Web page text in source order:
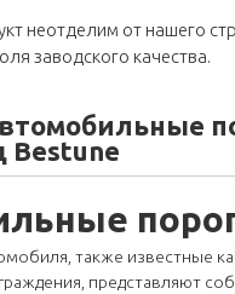
неотделим от нашего
заводского качества.
Bestune
также известные
представляют